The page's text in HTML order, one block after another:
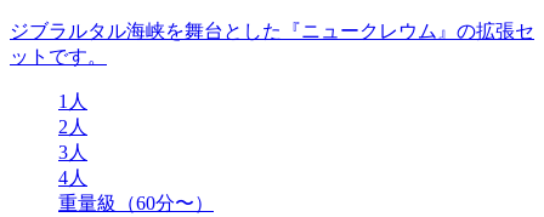
ジブラルタル海峡を舞台とした『ニュークレウム』の拡張セ
ットです。
1人
2人
3人
4人
重量級（60分〜）